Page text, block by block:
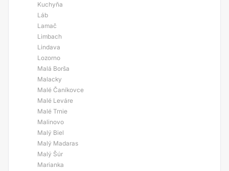
Kuchyňa
Láb
Lamač
Limbach
Lindava
Lozorno
Malá Borša
Malacky
Malé Čaníkovce
Malé Leváre
Malé Trnie
Malinovo
Malý Biel
Malý Madaras
Malý Šúr
Marianka